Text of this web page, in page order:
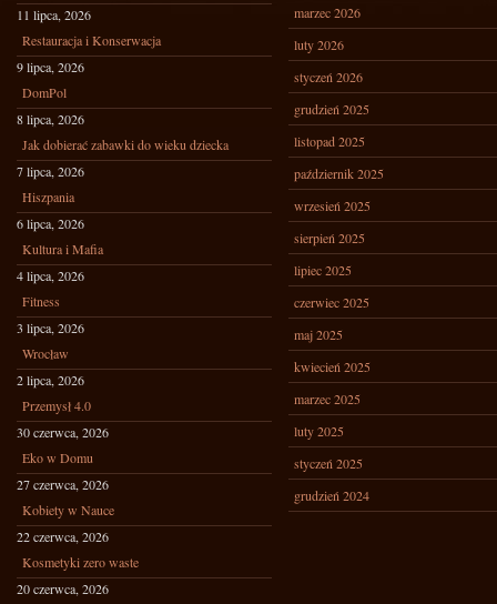
11 lipca, 2026
Restauracja i Konserwacja
9 lipca, 2026
DomPol
8 lipca, 2026
Jak dobierać zabawki do wieku dziecka
7 lipca, 2026
Hiszpania
6 lipca, 2026
Kultura i Mafia
4 lipca, 2026
Fitness
3 lipca, 2026
Wrocław
2 lipca, 2026
Przemysł 4.0
30 czerwca, 2026
Eko w Domu
27 czerwca, 2026
Kobiety w Nauce
22 czerwca, 2026
Kosmetyki zero waste
20 czerwca, 2026
marzec 2026
luty 2026
styczeń 2026
grudzień 2025
listopad 2025
październik 2025
wrzesień 2025
sierpień 2025
lipiec 2025
czerwiec 2025
maj 2025
kwiecień 2025
marzec 2025
luty 2025
styczeń 2025
grudzień 2024